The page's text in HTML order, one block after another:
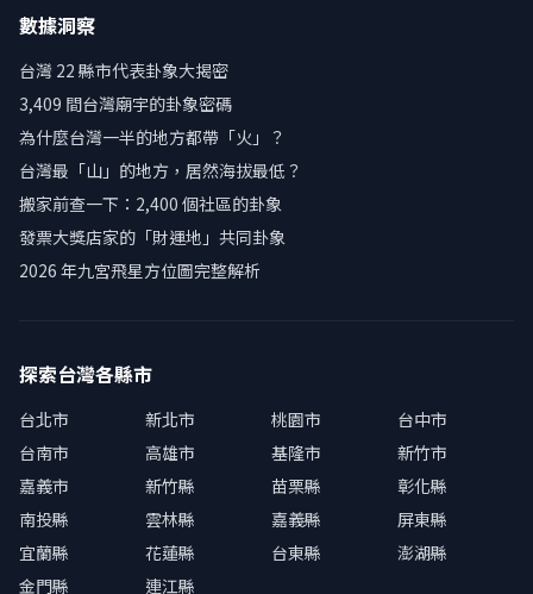
數據洞察
台灣 22 縣市代表卦象大揭密
3,409 間台灣廟宇的卦象密碼
為什麼台灣一半的地方都帶「火」？
台灣最「山」的地方，居然海拔最低？
搬家前查一下：2,400 個社區的卦象
發票大獎店家的「財運地」共同卦象
2026 年九宮飛星方位圖完整解析
探索台灣各縣市
台北市 新北市 桃園市
台中市
台南市
高雄市 基隆市
新竹市
嘉義市
新竹縣 苗栗縣
彰化縣
南投縣
雲林縣 嘉義縣
屏東縣
宜蘭縣
花蓮縣 台東縣
澎湖縣
金門縣
連江縣